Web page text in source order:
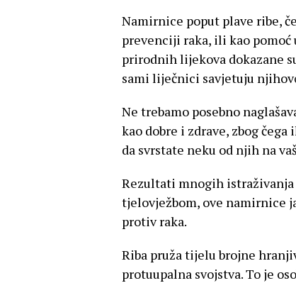
Namirnice poput plave ribe,
prevenciji raka, ili kao
prirodnih lijekova dokazane
sami liječnici savjetuju
Ne trebamo posebno
kao dobre i zdrave, zbog
da svrstate neku od njih na
Rezultati mnogih istraživanja
tjelovježbom, ove namirnice
protiv raka.
Riba pruža tijelu brojne
protuupalna svojstva. To je